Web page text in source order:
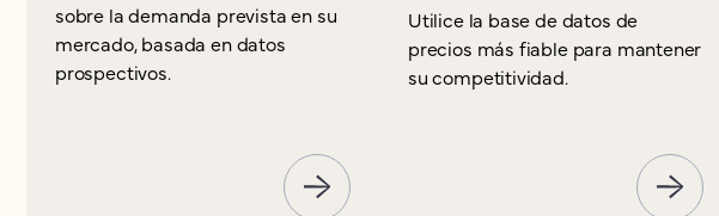
sobre la demanda prevista en su
mercado, basada en datos
prospectivos.
Utilice la base de datos de
precios más fiable para mantener
su competitividad.